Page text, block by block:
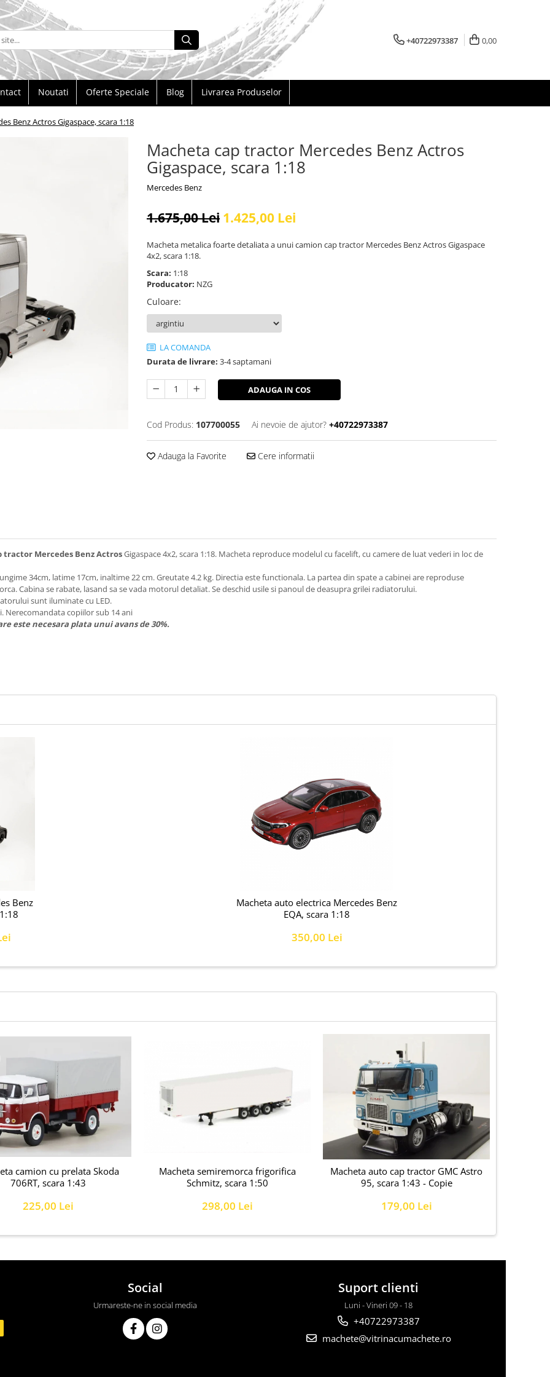
+40722973387 0,00
Noutati Oferte Speciale Blog Livrarea Produselor
Benz Actros Gigaspace, scara 1:18
Macheta cap tractor Mercedes Benz Actros
Gigaspace, scara 1:18
Mercedes Benz
1.675,00 Lei 1.425,00 Lei
Macheta metalica foarte detaliata a unui camion cap tractor Mercedes Benz Actros Gigaspace
4x2, scara 1:18.
Scara: 1:18
Producator: NZG
Culoare:
LA COMANDA
Durata de livrare: 3-4 saptamani
ADAUGA IN COS
Cod Produs: 107700055 Ai nevoie de ajutor? +40722973387
Adauga la Favorite Cere informatii
Mercedes Benz ActrosGigaspace 4x2, scara 1:18. Macheta reproduce modelul cu facelift, cu camere de luat vederi in loc de
34cm, latime 17cm, inaltime 22 cm. Greutate 4.2 kg. Directia este functionala. La partea din spate a cabinei are reproduse
Cabina se rabate, lasand sa se vada motorul detaliat. Se deschid usile si panoul de deasupra grilei radiatorului.
sunt iluminate cu LED.
Nerecomandata copiilor sub 14 ani
este necesara plata unui avans de 30%.
Benz
Macheta auto electrica Mercedes Benz
EQA, scara 1:18
350,00 Lei
camion cu prelata Skoda
706RT, scara 1:43
225,00 Lei
Macheta semiremorca frigorifica
Schmitz, scara 1:50
298,00 Lei
Macheta auto cap tractor GMC Astro
95, scara 1:43 - Copie
179,00 Lei
Social
Urmareste-ne in social media
Suport clienti
Luni - Vineri 09 - 18
+40722973387
machete@vitrinacumachete.ro